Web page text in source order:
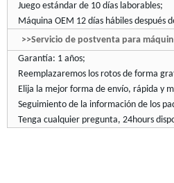
Juego estándar de 10 días laborables;
Máquina OEM 12 días hábiles después
>>Servicio de postventa para
Garantía: 1 años;
Reemplazaremos los rotos de forma
Elija la mejor forma de envío, rápida y
Seguimiento de la información de los
Tenga cualquier pregunta, 24hours